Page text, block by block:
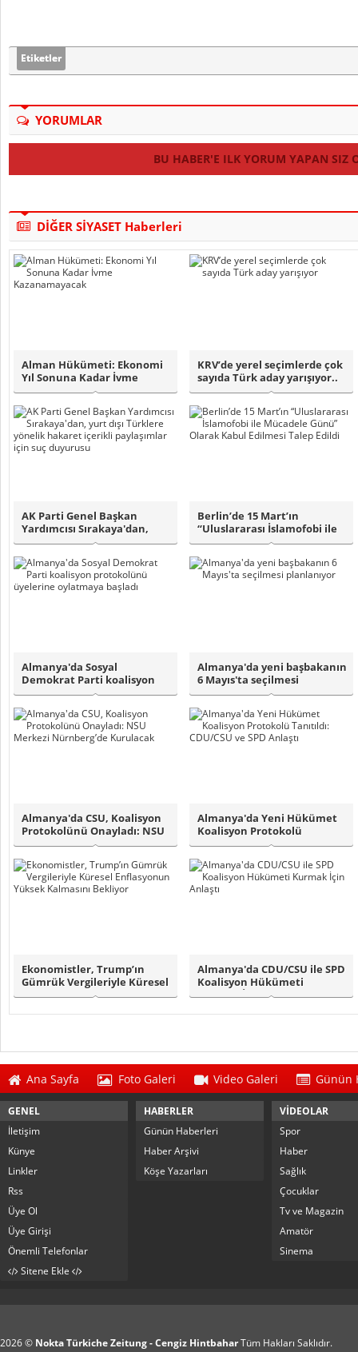
Etiketler
YORUMLAR
BU HABER'E ILK YORUM YAPAN SIZ
DİĞER SİYASET Haberleri
Alman Hükümeti: Ekonomi
Yıl Sonuna Kadar İvme
Kazanamayacak..
KRV’de yerel seçimlerde çok
sayıda Türk aday yarışıyor..
AK Parti Genel Başkan
Yardımcısı Sırakaya'dan,
yurt dışı Tür..
Berlin’de 15 Mart’ın
“Uluslararası İslamofobi ile
Mücadele G..
Almanya'da Sosyal
Demokrat Parti koalisyon
protokolünü üyele..
Almanya'da yeni başbakanın
6 Mayıs'ta seçilmesi
planlanıyor..
Almanya'da CSU, Koalisyon
Protokolünü Onayladı: NSU
Merkezi ..
Almanya'da Yeni Hükümet
Koalisyon Protokolü
Tanıtıldı: CDU/C..
Ekonomistler, Trump’ın
Gümrük Vergileriyle Küresel
Enflasyo..
Almanya'da CDU/CSU ile SPD
Koalisyon Hükümeti
Kurmak İçin An..
Ana Sayfa Foto Galeri Video Galeri Günün
GENEL
İletişim
Künye
Linkler
Rss
Üye Ol
Üye Girişi
Önemli Telefonlar
Sitene Ekle
HABERLER
Günün Haberleri
Haber Arşivi
Köşe Yazarları
VİDEOLAR
Spor
Haber
Sağlık
Çocuklar
Tv ve Magazin
Amatör
Sinema
2026 © Nokta Türkiche Zeitung - Cengiz HintbaharTüm Hakları Saklıdır.